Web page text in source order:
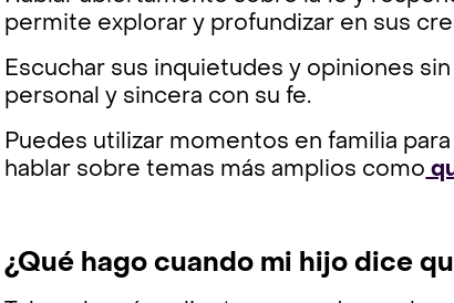
permite explorar y profundizar en sus
Escuchar sus inquietudes y opiniones
personal y sincera con su fe.
Puedes utilizar momentos en familia
hablar sobre temas más amplios como
¿Qué hago cuando mi hijo dice